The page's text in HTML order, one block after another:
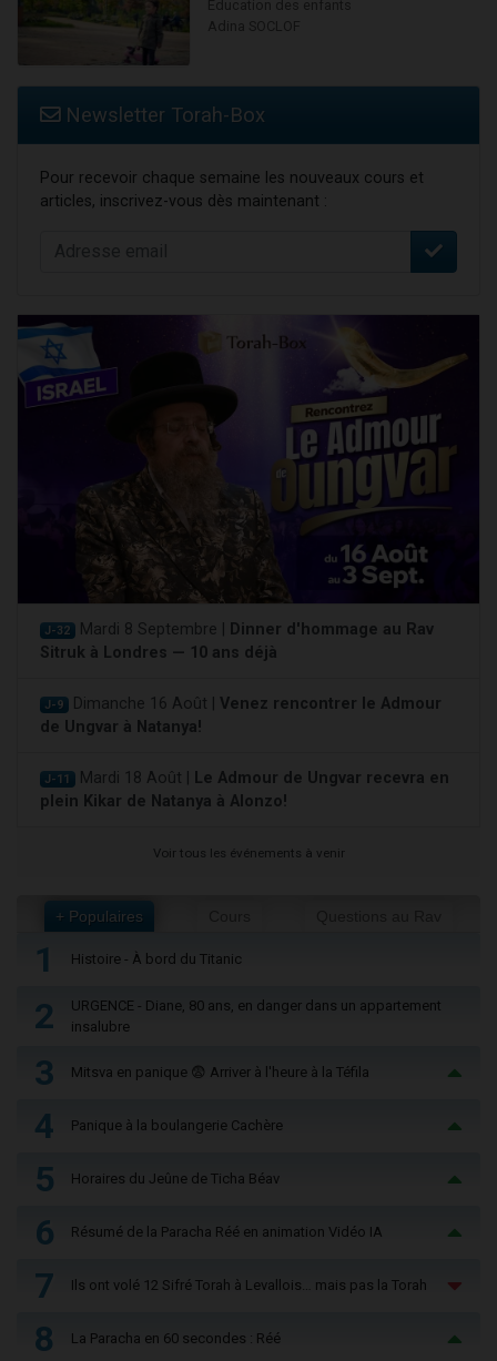
Newsletter Torah-Box
Pour recevoir chaque semaine les nouveaux cours et
articles, inscrivez-vous dès maintenant :
J-32 Mardi 8 Septembre |
Dinner d'hommage au Rav
Sitruk à Londres — 10 ans déjà
J-9 Dimanche 16 Août | Venez rencontrer le Admour
de Ungvar à Natanya!
J-11 Mardi 18 Août |
Le Admour de Ungvar recevra en
plein Kikar de Natanya à Alonzo!
Voir tous les événements à venir
+ Populaires
1 Histoire - À bord du Titanic
2
URGENCE - Diane, 80 ans, en danger dans un appartement
insalubre
3 Mitsva en panique 😨 Arriver à l'heure à la Téfila
4 Panique à la boulangerie Cachère
5 Horaires du Jeûne de Ticha Béav
6 Résumé de la Paracha Réé en animation Vidéo IA
7 Ils ont volé 12 Sifré Torah à Levallois… mais pas la Torah
8 La Paracha en 60 secondes : Réé